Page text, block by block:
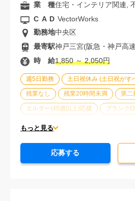
週5日勤務 土日祝休み (土日祝がす
残業なし 残業20時間未満 第二
エルダー(40歳以上)応援 ブランク
駅から徒歩5分以内
もっと見る
業 種住宅・インテリア関連,
CAD VectorWorks
勤務地中央区
最寄駅神戸三宮(阪急・神戸高
時 給1,850 ～ 2,050円
応募する